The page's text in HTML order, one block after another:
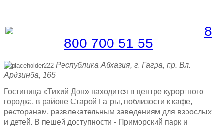
8
800 700 51 55
Республика Абхазия, г. Гагра, пр. Вл.
Ардзинба, 165
Гостиница «Тихий Дон» находится в центре курортного
городка, в районе Старой Гагры, поблизости к кафе,
ресторанам, развлекательным заведениям для взрослых
и детей. В пешей доступности - Приморский парк и